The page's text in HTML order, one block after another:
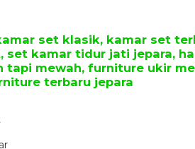
set klasik, kamar set
kamar tidur jati jepara,
mewah, furniture ukir
terbaru jepara